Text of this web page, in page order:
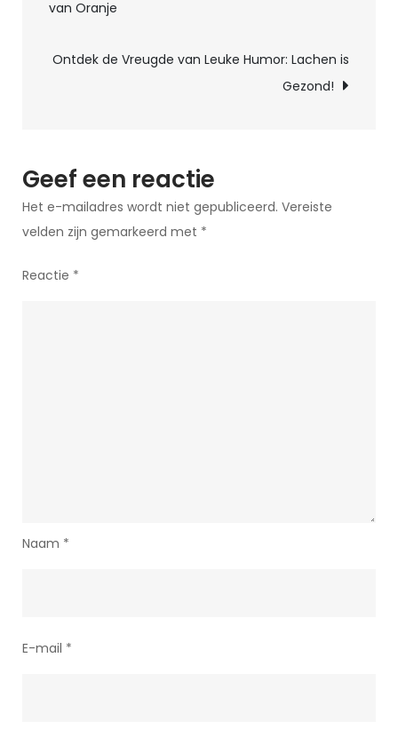
Meest
Ooit!
van Oranje
Ontdek de Vreugde van Leuke Humor: Lachen is
Gezond!
Geef een reactie
Het e-mailadres wordt niet gepubliceerd. Vereiste
velden zijn gemarkeerd met *
Reactie *
Naam *
E-mail *